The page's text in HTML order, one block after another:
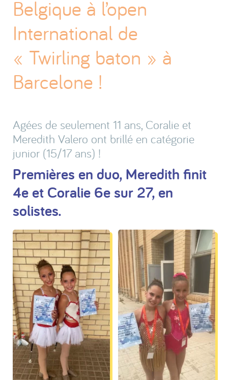
Belgique à l’open
International de
« Twirling baton » à
Barcelone !
Agées de seulement 11 ans, Coralie et
Meredith Valero ont brillé en catégorie
junior (15/17 ans) !
Premières en duo, Meredith finit
4e et Coralie 6e sur 27, en
solistes.